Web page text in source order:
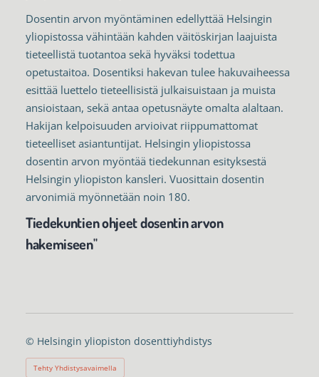
Dosentin arvon myöntäminen edellyttää Helsingin
yliopistossa vähintään kahden väitöskirjan laajuista
tieteellistä tuotantoa sekä hyväksi todettua
opetustaitoa. Dosentiksi hakevan tulee hakuvaiheessa
esittää luettelo tieteellisistä julkaisuistaan ja muista
ansioistaan, sekä antaa opetusnäyte omalta alaltaan.
Hakijan kelpoisuuden arvioivat riippumattomat
tieteelliset asiantuntijat. Helsingin yliopistossa
dosentin arvon myöntää tiedekunnan esityksestä
Helsingin yliopiston kansleri. Vuosittain dosentin
arvonimiä myönnetään noin 180.
Tiedekuntien ohjeet dosentin arvon
hakemiseen"
© Helsingin yliopiston dosenttiyhdistys
Tehty Yhdistysavaimella